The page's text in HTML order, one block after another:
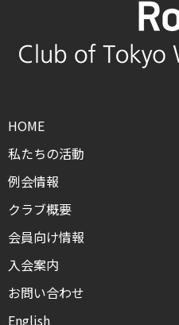
HOME
私たちの活動
例会情報
クラブ概要
会員向け情報
入会案内
お問い合わせ
English